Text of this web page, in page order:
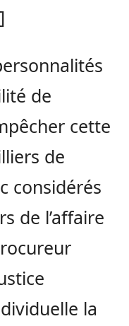
de
cette
de
considérés
de l’affaire
la